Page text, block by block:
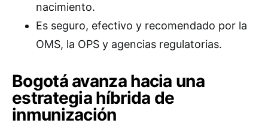
nacimiento.
Es seguro, efectivo y recomendado por la
OMS, la OPS y agencias regulatorias.
Bogotá avanza hacia una
estrategia híbrida de
inmunización